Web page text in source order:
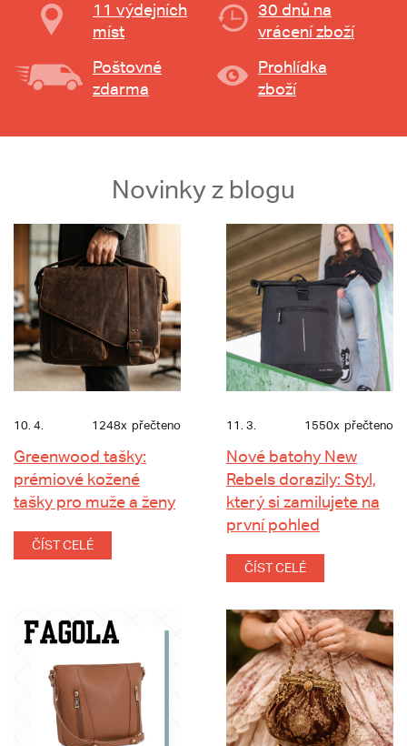
11 výdejních
míst
30 dnů na
vrácení zboží
Poštovné
zdarma
Prohlídka
zboží
Novinky z blogu
10. 4. 1248x přečteno
Greenwood tašky:
prémiové kožené
tašky pro muže a ženy
ČÍST CELÉ
11. 3. 1550x přečteno
Nové batohy New
Rebels dorazily: Styl,
který si zamilujete na
první pohled
ČÍST CELÉ